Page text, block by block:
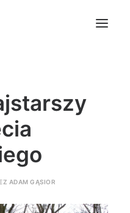
ADAM GĄSIOR